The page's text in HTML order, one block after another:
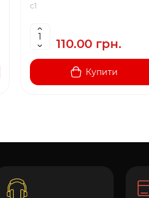
c1
110.00 грн.
Купити